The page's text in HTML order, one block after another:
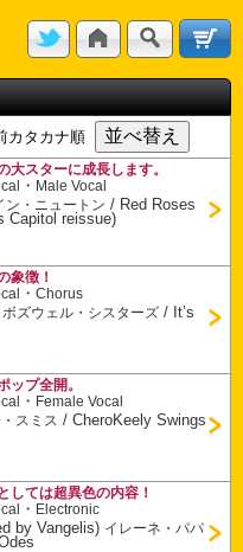
カタカナ順
大スターに成長します。
・ Male Vocal
ン・ニュートン / Red Roses
Capitol reissue)
象徴！
・Chorus
ボズウェル・シスターズ / It’s
ップ全開。
・ Female Vocal
スミス /CheroKeely Swings
しては超異色の内容！
・ Electronic
by Vangelis) イレーネ・パパ